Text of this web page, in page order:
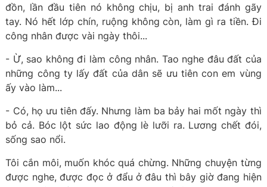
đồn, lần đầu tiên nó không chịu, bị anh trai đánh gãy
tay. Nó hết lớp chín, ruộng không còn, làm gì ra tiền. Đi
công nhân được vài ngày thôi...
- Ừ, sao không đi làm công nhân. Tao nghe đâu đất của
những công ty lấy đất của dân sẽ ưu tiên con em vùng
ấy vào làm...
- Có, họ ưu tiên đấy. Nhưng làm ba bảy hai mốt ngày thì
bỏ cả. Bóc lột sức lao động lè lưỡi ra. Lương chết đói,
sống sao nổi.
Tôi cắn môi, muốn khóc quá chừng. Những chuyện từng
được nghe, được đọc ở đẩu ở đâu thì bây giờ đang hiện